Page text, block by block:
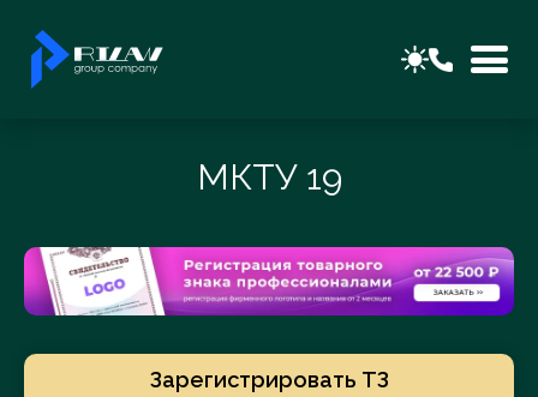
МКТУ 19
Зарегистрировать ТЗ